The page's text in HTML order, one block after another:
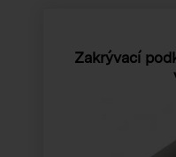
Zakrývací